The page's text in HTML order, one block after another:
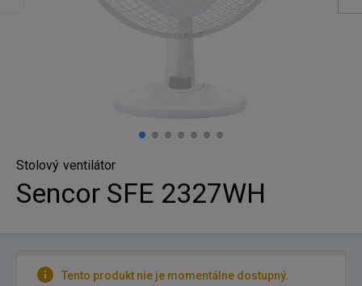
Stolový ventilátor
Sencor SFE 2327WH
Tento produkt nie je momentálne dostupný.